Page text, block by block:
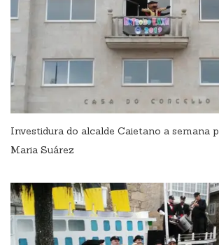
Investidura do alcalde Caietano a semana
Maria Suárez